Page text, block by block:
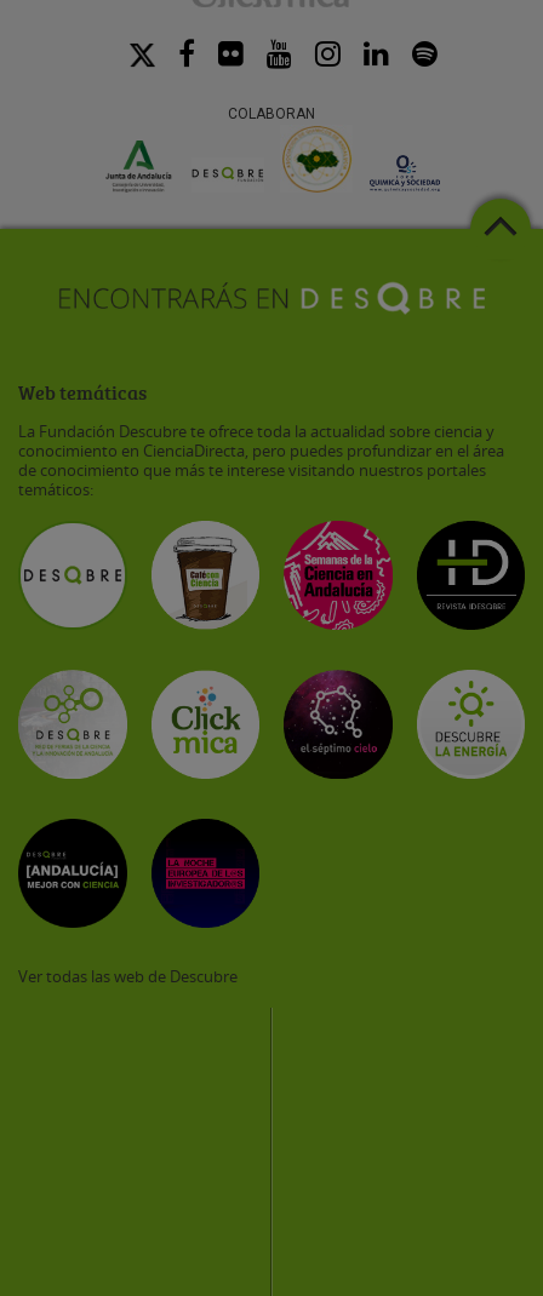
COLABORAN
Web temáticas
La Fundación Descubre te ofrece toda la actualidad sobre ciencia y
conocimiento en CienciaDirecta, pero puedes profundizar en el área
de conocimiento que más te interese visitando nuestros portales
temáticos:
Ver todas las web de Descubre